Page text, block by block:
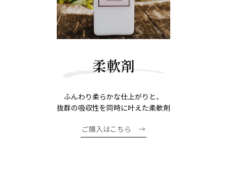
柔軟剤
ふんわり柔らかな仕上がりと、
抜群の吸収性を同時に叶えた柔軟剤
ご購入はこちら →